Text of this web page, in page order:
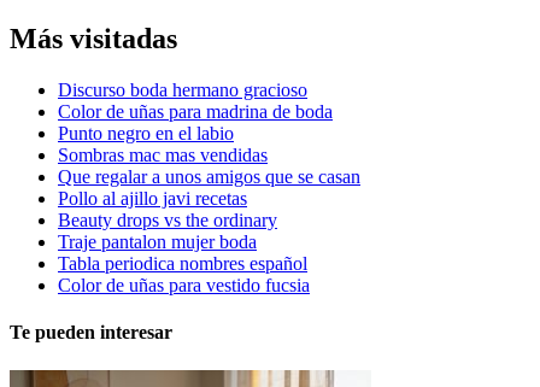
Más visitadas
Discurso boda hermano gracioso
Color de uñas para madrina de boda
Punto negro en el labio
Sombras mac mas vendidas
Que regalar a unos amigos que se casan
Pollo al ajillo javi recetas
Beauty drops vs the ordinary
Traje pantalon mujer boda
Tabla periodica nombres español
Color de uñas para vestido fucsia
Te pueden interesar